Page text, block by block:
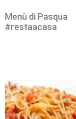
Menù di Pasqua
#restaacasa